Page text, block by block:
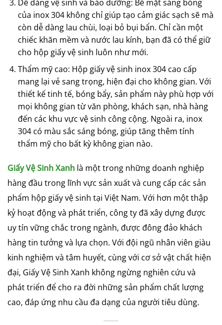
Dễ dàng vệ sinh và bảo dưỡng: Bề mặt sáng bóng
của inox 304 không chỉ giúp tạo cảm giác sạch sẽ mà
còn dễ dàng lau chùi, loại bỏ bụi bẩn. Chỉ cần một
chiếc khăn mềm và nước lau kính, bạn đã có thể giữ
cho hộp giấy vệ sinh luôn như mới.
Thẩm mỹ cao: Hộp giấy vệ sinh inox 304 cao cấp
mang lại vẻ sang trọng, hiện đại cho không gian. Với
thiết kế tinh tế, bóng bẩy, sản phẩm này phù hợp với
mọi không gian từ văn phòng, khách sạn, nhà hàng
đến các khu vực vệ sinh công cộng. Ngoài ra, inox
304 có màu sắc sáng bóng, giúp tăng thêm tính
thẩm mỹ cho bất kỳ không gian nào.
Giấy Vệ Sinh Xanh là một trong những doanh nghiệp
hàng đầu trong lĩnh vực sản xuất và cung cấp các sản
phẩm hộp giấy vệ sinh tại Việt Nam. Với hơn một thập
kỷ hoạt động và phát triển, công ty đã xây dựng được
uy tín vững chắc trong ngành, được đông đảo khách
hàng tin tưởng và lựa chọn. Với đội ngũ nhân viên giàu
kinh nghiệm và tâm huyết, cùng với cơ sở vật chất hiện
đại, Giấy Vệ Sinh Xanh không ngừng nghiên cứu và
phát triển để cho ra đời những sản phẩm chất lượng
cao, đáp ứng nhu cầu đa dạng của người tiêu dùng.